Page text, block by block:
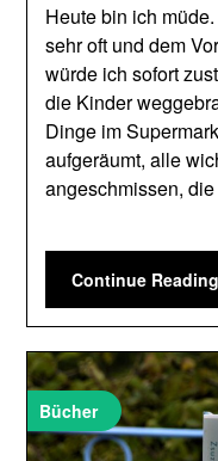
Heute bin ich
sehr oft und dem
würde ich sofort
die Kinder
Dinge im
aufgeräumt, alle
angeschmissen,
Continue Reading
Bücher